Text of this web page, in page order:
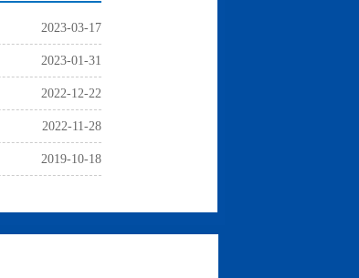
2023-03-17
2023-01-31
2022-12-22
2022-11-28
2019-10-18